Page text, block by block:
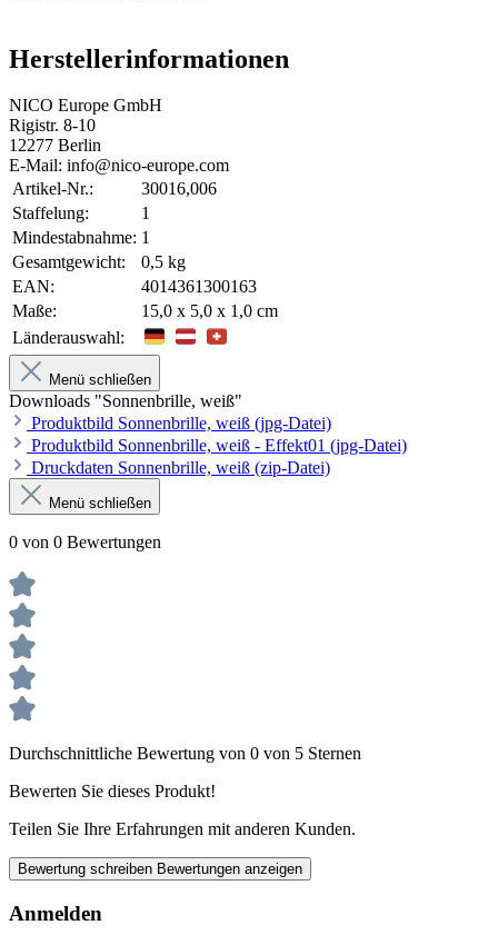
Herstellerinformationen
NICO Europe GmbH
Rigistr. 8-10
12277 Berlin
E-Mail: info@nico-europe.com
Artikel-Nr.:
30016,006
Staffelung:
1
Mindestabnahme: 1
Gesamtgewicht:
0,5 kg
EAN:
4014361300163
Maße:
15,0 x 5,0 x 1,0 cm
Länderauswahl:
Menü schließen
Downloads "Sonnenbrille, weiß"
Produktbild Sonnenbrille, weiß (jpg-Datei)
Produktbild Sonnenbrille, weiß - Effekt01 (jpg-Datei)
Druckdaten Sonnenbrille, weiß (zip-Datei)
Menü schließen
0 von 0 Bewertungen
Durchschnittliche Bewertung von 0 von 5 Sternen
Bewerten Sie dieses Produkt!
Teilen Sie Ihre Erfahrungen mit anderen Kunden.
Bewertung schreiben Bewertungen anzeigen
Anmelden